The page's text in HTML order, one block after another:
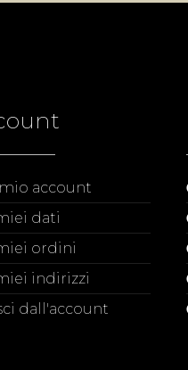
account
dati
ordini
indirizzi
dall'account